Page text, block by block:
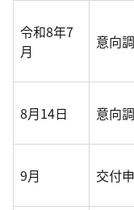
令和8年7
月
意向
8月14日 意向
9月 交付